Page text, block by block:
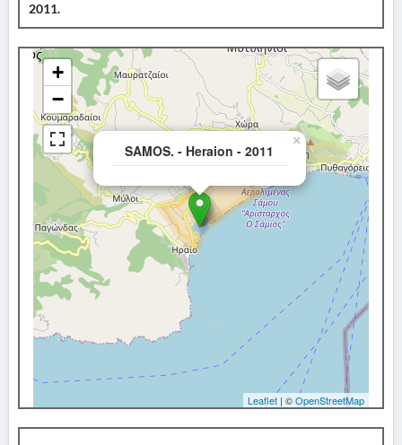
2011.
SAMOS. - Heraion - 2011
×
+
−
Leaflet | ©OpenStreetMap